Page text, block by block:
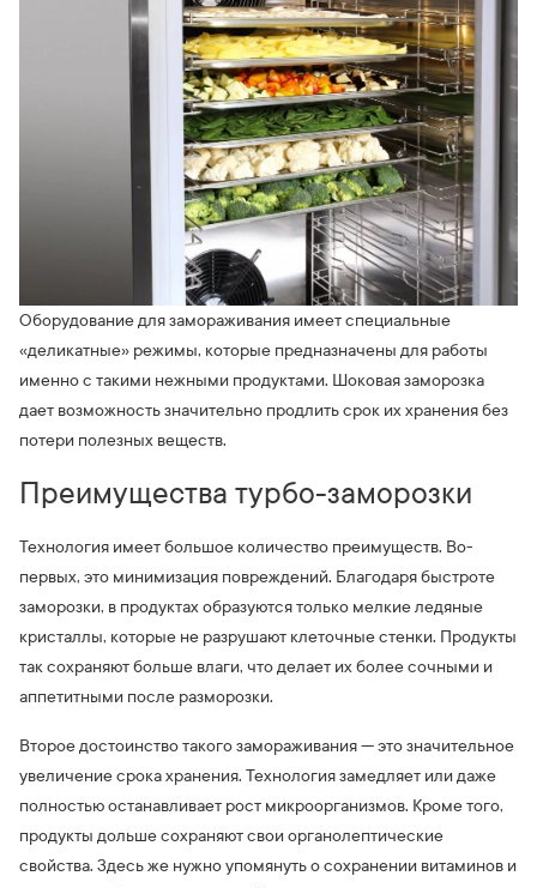
Оборудование для замораживания имеет специальные
«деликатные» режимы, которые предназначены для работы
именно с такими нежными продуктами. Шоковая заморозка
дает возможность значительно продлить срок их хранения без
потери полезных веществ.
Преимущества турбо-заморозки
Технология имеет большое количество преимуществ. Во-
первых, это минимизация повреждений. Благодаря быстроте
заморозки, в продуктах образуются только мелкие ледяные
кристаллы, которые не разрушают клеточные стенки. Продукты
так сохраняют больше влаги, что делает их более сочными и
аппетитными после разморозки.
Второе достоинство такого замораживания — это значительное
увеличение срока хранения. Технология замедляет или даже
полностью останавливает рост микроорганизмов. Кроме того,
продукты дольше сохраняют свои органолептические
свойства. Здесь же нужно упомянуть о сохранении витаминов и